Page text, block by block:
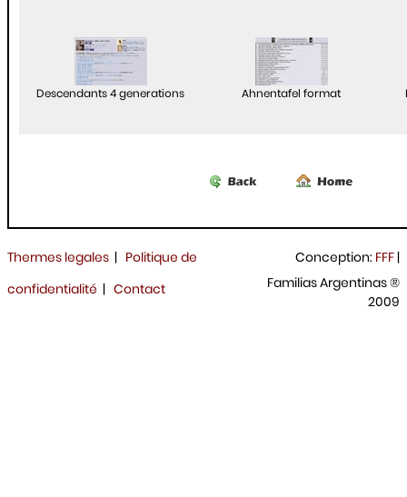
Descendants 4 generations Ahnentafel format
Thermes legales | Politique de
confidentialité | Contact
Conception: FFF|
Familias Argentinas ®
2009